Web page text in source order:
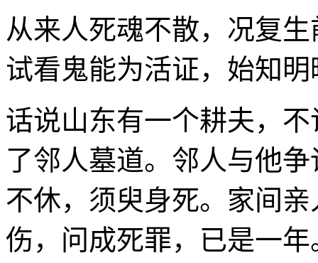
从来人死魂不散，况复
试看鬼能为活证，始知
话说山东有一个耕夫，
了邻人墓道。邻人与他
不休，须臾身死。家间
伤，问成死罪，已是一